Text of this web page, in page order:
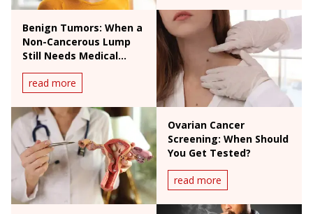
Benign Tumors: When a
Non-Cancerous Lump
Still Needs Medical
Attention
read more
Ovarian Cancer
Screening: When Should
You Get Tested?
read more